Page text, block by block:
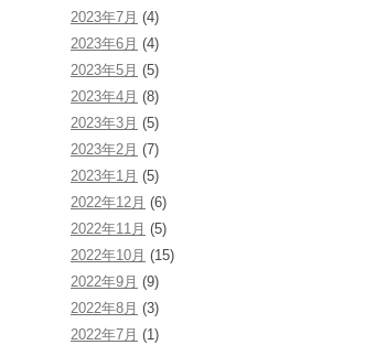
2023年7月 (4)
2023年6月 (4)
2023年5月 (5)
2023年4月 (8)
2023年3月 (5)
2023年2月 (7)
2023年1月 (5)
2022年12月 (6)
2022年11月 (5)
2022年10月 (15)
2022年9月 (9)
2022年8月 (3)
2022年7月 (1)